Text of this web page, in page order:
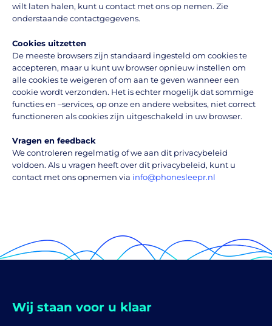
wilt laten halen, kunt u contact met ons op nemen. Zie
onderstaande contactgegevens.
Cookies uitzetten
De meeste browsers zijn standaard ingesteld om cookies te
accepteren, maar u kunt uw browser opnieuw instellen om
alle cookies te weigeren of om aan te geven wanneer een
cookie wordt verzonden. Het is echter mogelijk dat sommige
functies en –services, op onze en andere websites, niet correct
functioneren als cookies zijn uitgeschakeld in uw browser.
Vragen en feedback
We controleren regelmatig of we aan dit privacybeleid
voldoen. Als u vragen heeft over dit privacybeleid, kunt u
contact met ons opnemen via info@phonesleepr.nl
Wij staan voor u klaar